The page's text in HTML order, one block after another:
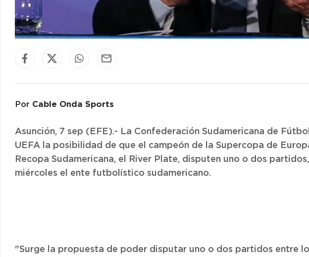
Por Cable Onda Sports
Asunción, 7 sep (EFE).- La Confederación Sudamericana de
UEFA la posibilidad de que el campeón de la Supercopa de
Recopa Sudamericana, el River Plate, disputen uno o dos
miércoles el ente futbolístico sudamericano.
"Surge la propuesta de poder disputar uno o dos partidos entre